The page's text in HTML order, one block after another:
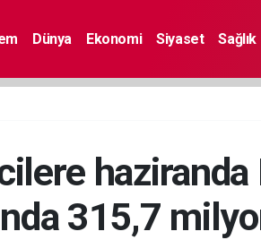
Dünya Ekonomi Siyaset Sağlık
haziranda
315,7